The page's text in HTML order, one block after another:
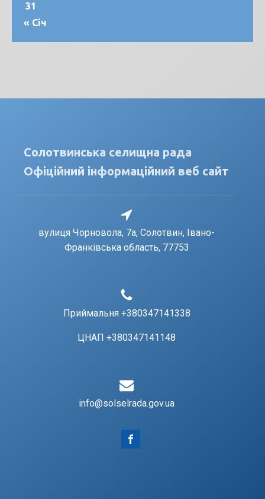
31
« Січ
Солотвинська селищна рада
Офіційний інформаційний веб сайт
вулиця Чорновола, 7a, Солотвин, Івано-
Франківська область, 77753
Приймальня +380347141338
ЦНАП +380347141148
info@solselrada.gov.ua